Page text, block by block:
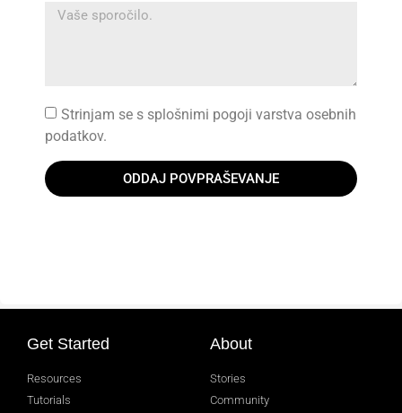
Strinjam se s splošnimi pogoji varstva osebnih
podatkov.
ODDAJ POVPRAŠEVANJE
Get Started
Resources
Tutorials
About
Stories
Community